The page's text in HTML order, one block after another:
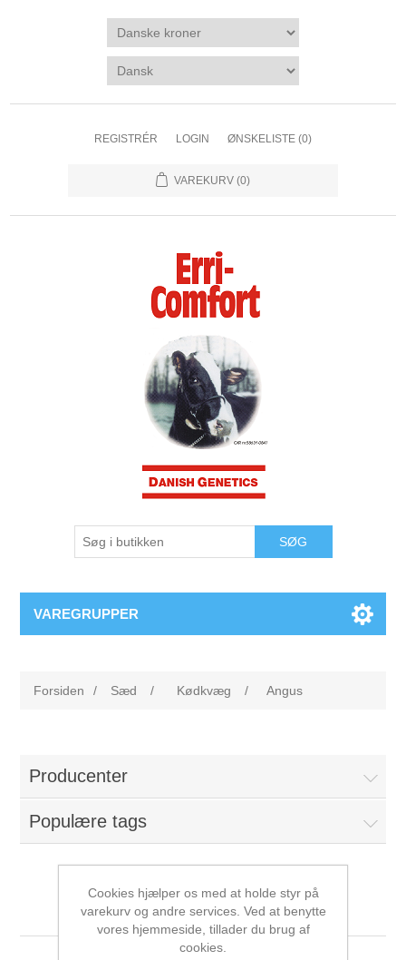
REGISTRÉR LOGIN ØNSKELISTE (0)
VAREKURV (0)
VAREGRUPPER
Forsiden / Sæd / Kødkvæg / Angus
Producenter
Populære tags
Angus
Cookies hjælper os med at holde styr på
varekurv og andre services. Ved at benytte
vores hjemmeside, tillader du brug af
cookies.